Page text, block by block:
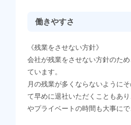
働きやすさ
《残業をさせない方針》
会社が残業をさせない方針のた
ています。
月の残業が多くならないように
て早めに退社いただくこともあ
やプライベートの時間も大事にで